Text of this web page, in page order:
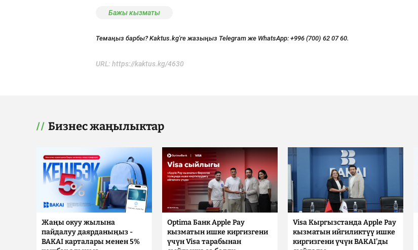
Бажы кызматы
Темаңыз барбы? Kaktus.kg'ге жазыңыз Telegram же WhatsApp: +996 (700) 62 07 60.
URL: https://kaktus.kg/4630
Бизнес жаңылыктар
Жаңы окуу жылына
пайдалуу даярданыңыз -
BAKAI карталары менен 5%
Optima Банк Apple Pay
кызматын ишке киргизгени
үчүн Visa тарабынан
Visa Кыргызстанда Apple Pay
кызматын ийгиликтүү ишке
киргизгени үчүн BAKAI'ды